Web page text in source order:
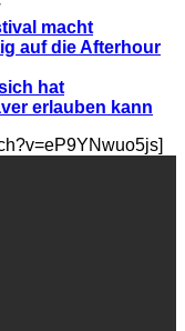
macht
auf die Afterhour
hat
erlauben kann